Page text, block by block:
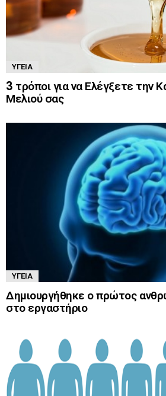
ΥΓΕΊΑ
3 τρόποι για να Ελέγξετε την
Μελιού σας
ΥΓΕΊΑ
Δημιουργήθηκε ο πρώτος
στο εργαστήριο